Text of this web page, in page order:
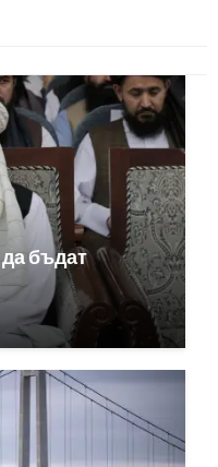
бъдат